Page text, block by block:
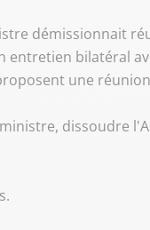
démissionnait
entretien bilatéral
une
dissoudre